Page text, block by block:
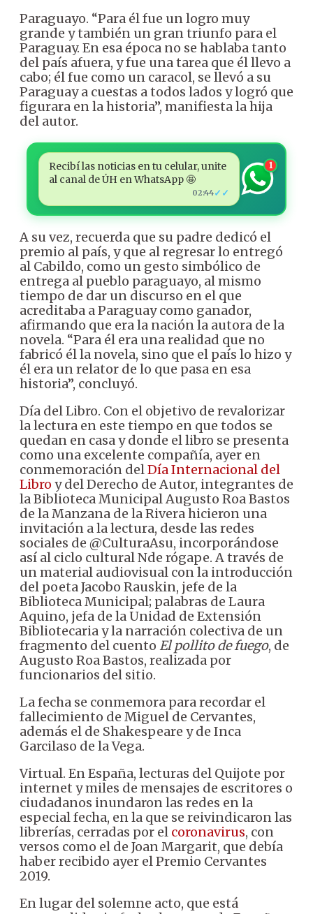
Paraguayo. “Para él fue un logro muy
grande y también un gran triunfo para el
Paraguay. En esa época no se hablaba tanto
del país afuera, y fue una tarea que él llevo a
cabo; él fue como un caracol, se llevó a su
Paraguay a cuestas a todos lados y logró que
figurara en la historia”, manifiesta la hija
del autor.
Recibí las noticias en tu celular, unite
al canal de ÚH en WhatsApp 🤩
02:44✓✓
1
A su vez, recuerda que su padre dedicó el
premio al país, y que al regresar lo entregó
al Cabildo, como un gesto simbólico de
entrega al pueblo paraguayo, al mismo
tiempo de dar un discurso en el que
acreditaba a Paraguay como ganador,
afirmando que era la nación la autora de la
novela. “Para él era una realidad que no
fabricó él la novela, sino que el país lo hizo y
él era un relator de lo que pasa en esa
historia”, concluyó.
Día del Libro. Con el objetivo de revalorizar
la lectura en este tiempo en que todos se
quedan en casa y donde el libro se presenta
como una excelente compañía, ayer en
conmemoración delDía Internacional del
Libro y del Derecho de Autor, integrantes de
la Biblioteca Municipal Augusto Roa Bastos
de la Manzana de la Rivera hicieron una
invitación a la lectura, desde las redes
sociales de @CulturaAsu, incorporándose
así al ciclo cultural Nde rógape. A través de
un material audiovisual con la introducción
del poeta Jacobo Rauskin, jefe de la
Biblioteca Municipal; palabras de Laura
Aquino, jefa de la Unidad de Extensión
Bibliotecaria y la narración colectiva de un
fragmento del cuento El pollito de fuego, de
Augusto Roa Bastos, realizada por
funcionarios del sitio.
La fecha se conmemora para recordar el
fallecimiento de Miguel de Cervantes,
además el de Shakespeare y de Inca
Garcilaso de la Vega.
Virtual. En España, lecturas del Quijote por
internet y miles de mensajes de escritores o
ciudadanos inundaron las redes en la
especial fecha, en la que se reivindicaron las
librerías, cerradas por el coronavirus, con
versos como el de Joan Margarit, que debía
haber recibido ayer el Premio Cervantes
2019.
En lugar del solemne acto, que está